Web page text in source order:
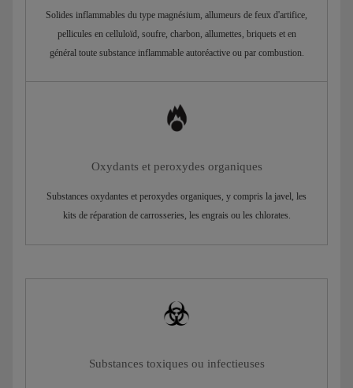
Solides inflammables du type magnésium, allumeurs de feux d'artifice,
pellicules en celluloïd, soufre, charbon, allumettes, briquets et en
général toute substance inflammable autoréactive ou par combustion.
Oxydants et peroxydes organiques
Substances oxydantes et peroxydes organiques, y compris la javel, les
kits de réparation de carrosseries, les engrais ou les chlorates.
Substances toxiques ou infectieuses